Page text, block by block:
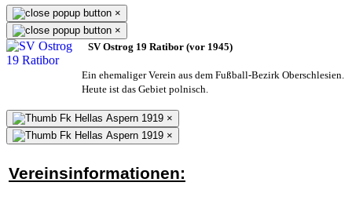
×
×
SV Ostrog 19 Ratibor (vor 1945)
Ein ehemaliger Verein aus dem Fußball-Bezirk Oberschlesien.
Heute ist das Gebiet polnisch.
×
×
Vereinsinformationen: